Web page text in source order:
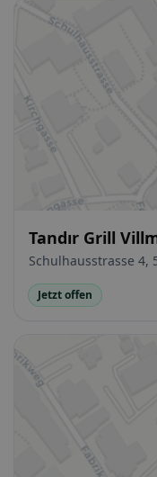
Tandır Grill
Schulhausstrasse 4,
Jetzt offen